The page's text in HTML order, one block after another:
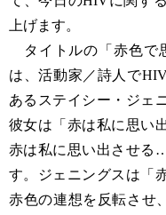
上げます。
タイトルの「赤色で
は、活動家／詩人で
あるステイシー・ジェ
彼女は「赤は私に思い
赤は私に思い出させる
す。ジェニングスは「
赤色の連想を反転させ